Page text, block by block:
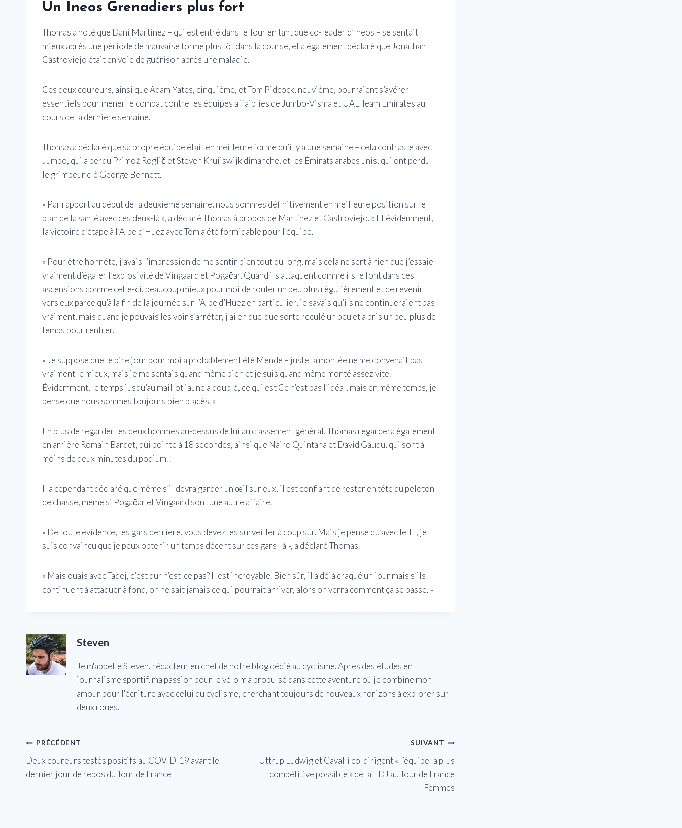
Un Ineos Grenadiers plus fort
Thomas a noté que Dani Martínez – qui est entré dans le Tour en tant que co-leader d’Ineos – se sentait
mieux après une période de mauvaise forme plus tôt dans la course, et a également déclaré que Jonathan
Castroviejo était en voie de guérison après une maladie.
Ces deux coureurs, ainsi que Adam Yates, cinquième, et Tom Pidcock, neuvième, pourraient s’avérer
essentiels pour mener le combat contre les équipes affaiblies de Jumbo-Visma et UAE Team Emirates au
cours de la dernière semaine.
Thomas a déclaré que sa propre équipe était en meilleure forme qu’il y a une semaine – cela contraste avec
Jumbo, qui a perdu Primož Roglič et Steven Kruijswijk dimanche, et les Émirats arabes unis, qui ont perdu
le grimpeur clé George Bennett.
« Par rapport au début de la deuxième semaine, nous sommes définitivement en meilleure position sur le
plan de la santé avec ces deux-là », a déclaré Thomas à propos de Martínez et Castroviejo. « Et évidemment,
la victoire d’étape à l’Alpe d’Huez avec Tom a été formidable pour l’équipe.
« Pour être honnête, j’avais l’impression de me sentir bien tout du long, mais cela ne sert à rien que j’essaie
vraiment d’égaler l’explosivité de Vingaard et Pogačar. Quand ils attaquent comme ils le font dans ces
ascensions comme celle-ci, beaucoup mieux pour moi de rouler un peu plus régulièrement et de revenir
vers eux parce qu’à la fin de la journée sur l’Alpe d’Huez en particulier, je savais qu’ils ne continueraient pas
vraiment, mais quand je pouvais les voir s’arrêter, j’ai en quelque sorte reculé un peu et a pris un peu plus de
temps pour rentrer.
« Je suppose que le pire jour pour moi a probablement été Mende – juste la montée ne me convenait pas
vraiment le mieux, mais je me sentais quand même bien et je suis quand même monté assez vite.
Évidemment, le temps jusqu’au maillot jaune a doublé, ce qui est Ce n’est pas l’idéal, mais en même temps, je
pense que nous sommes toujours bien placés. »
En plus de regarder les deux hommes au-dessus de lui au classement général, Thomas regardera également
en arrière Romain Bardet, qui pointe à 18 secondes, ainsi que Nairo Quintana et David Gaudu, qui sont à
moins de deux minutes du podium. .
Il a cependant déclaré que même s’il devra garder un œil sur eux, il est confiant de rester en tête du peloton
de chasse, même si Pogačar et Vingaard sont une autre affaire.
« De toute évidence, les gars derrière, vous devez les surveiller à coup sûr. Mais je pense qu’avec le TT, je
suis convaincu que je peux obtenir un temps décent sur ces gars-là », a déclaré Thomas.
« Mais ouais avec Tadej, c’est dur n’est-ce pas? Il est incroyable. Bien sûr, il a déjà craqué un jour mais s’ils
continuent à attaquer à fond, on ne sait jamais ce qui pourrait arriver, alors on verra comment ça se passe. »
Steven
Je m'appelle Steven, rédacteur en chef de notre blog dédié au cyclisme. Après des études en
journalisme sportif, ma passion pour le vélo m'a propulsé dans cette aventure où je combine mon
amour pour l'écriture avec celui du cyclisme, cherchant toujours de nouveaux horizons à explorer sur
deux roues.
Navigation
de
PRÉCÉDENT
Deux coureurs testés positifs au COVID-19 avant le
dernier jour de repos du Tour de France
SUIVANT
Uttrup Ludwig et Cavalli co-dirigent « l’équipe la plus
compétitive possible » de la FDJ au Tour de France
Femmes